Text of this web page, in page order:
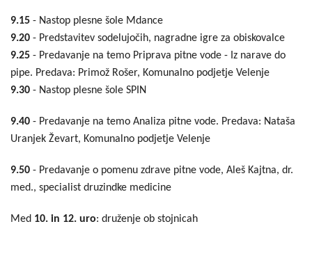
9.15 - Nastop plesne šole Mdance
9.20 - Predstavitev sodelujočih, nagradne igre za obiskovalce
9.25 - Predavanje na temo Priprava pitne vode - Iz narave do
pipe. Predava: Primož Rošer, Komunalno podjetje Velenje
9.30 - Nastop plesne šole SPIN
9.40 - Predavanje na temo Analiza pitne vode. Predava: Nataša
Uranjek Ževart, Komunalno podjetje Velenje
9.50 - Predavanje o pomenu zdrave pitne vode, Aleš Kajtna, dr.
med., specialist druzindke medicine
Med 10. in 12. uro: druženje ob stojnicah